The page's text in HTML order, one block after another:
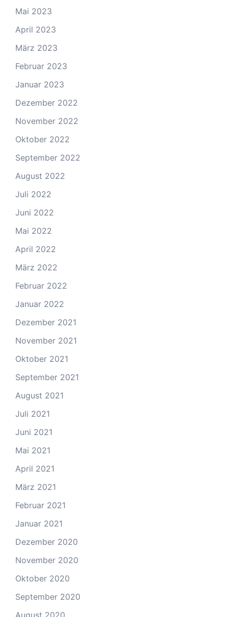
Mai 2023
April 2023
März 2023
Februar 2023
Januar 2023
Dezember 2022
November 2022
Oktober 2022
September 2022
August 2022
Juli 2022
Juni 2022
Mai 2022
April 2022
März 2022
Februar 2022
Januar 2022
Dezember 2021
November 2021
Oktober 2021
September 2021
August 2021
Juli 2021
Juni 2021
Mai 2021
April 2021
März 2021
Februar 2021
Januar 2021
Dezember 2020
November 2020
Oktober 2020
September 2020
August 2020